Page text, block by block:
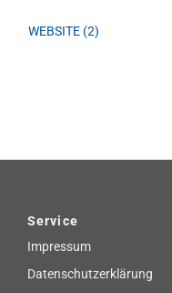
WEBSITE (2)
Service
Impressum
Datenschutzerklärung